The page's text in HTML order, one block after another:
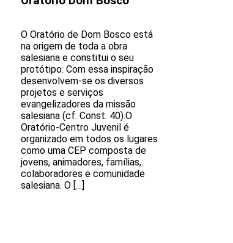
O Oratório de Dom Bosco está
na origem de toda a obra
salesiana e constitui o seu
protótipo. Com essa inspiração
desenvolvem-se os diversos
projetos e serviços
evangelizadores da missão
salesiana (cf. Const. 40).O
Oratório-Centro Juvenil é
organizado em todos os lugares
como uma CEP composta de
jovens, animadores, famílias,
colaboradores e comunidade
salesiana. O […]